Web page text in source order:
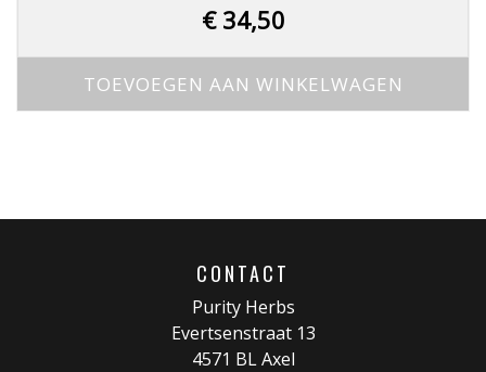
€34,50
TOEVOEGEN AAN WINKELWAGEN
CONTACT
Purity Herbs
Evertsenstraat 13
4571 BL Axel